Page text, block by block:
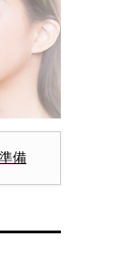
備